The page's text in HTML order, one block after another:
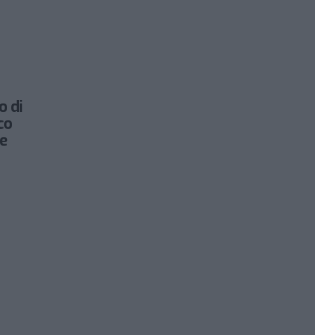
di